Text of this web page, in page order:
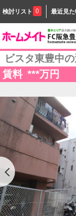
検討リスト 0 最近見
ビスタ東豊中
賃料 ***万円